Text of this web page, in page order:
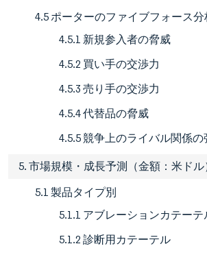
4.5 ポーターのファイブフォース分
4.5.1 新規参入者の脅威
4.5.2 買い手の交渉力
4.5.3 売り手の交渉力
4.5.4 代替品の脅威
4.5.5 競争上のライバル関係の
5. 市場規模・成長予測（金額：米ドル
5.1 製品タイプ別
5.1.1 アブレーションカテーテ
5.1.2 診断用カテーテル